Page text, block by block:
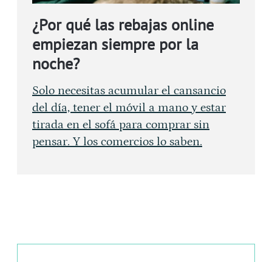
¿Por qué las rebajas online
empiezan siempre por la
noche?
Solo necesitas acumular el cansancio
del día, tener el móvil a mano y estar
tirada en el sofá para comprar sin
pensar. Y los comercios lo saben.